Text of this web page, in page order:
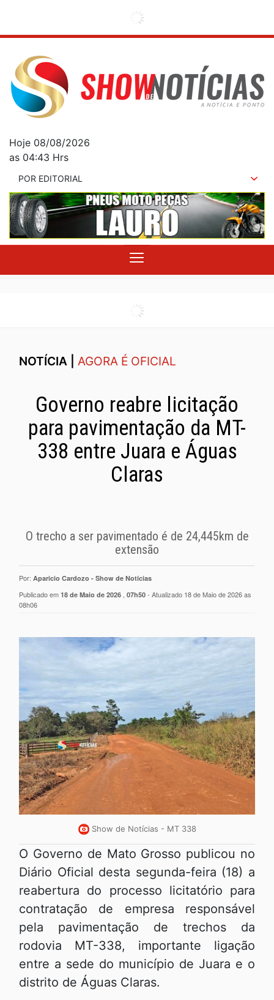
Hoje 08/08/2026
as 04:43 Hrs
POR EDITORIAL
NOTÍCIA | AGORA É OFICIAL
Governo reabre licitação
para pavimentação da MT-
338 entre Juara e Águas
Claras
O trecho a ser pavimentado é de 24,445km de
extensão
Por: Aparicio Cardozo - Show de Notícias
Publicado em 18 de Maio de 2026 07h50 - Atualizado 18 de Maio de 2026 as
08h06
Show de Notícias - MT 338
O Governo de Mato Grosso publicou no
Diário Oficial desta segunda-feira (18) a
reabertura do processo licitatório para
contratação de empresa responsável
pela pavimentação de trechos da
rodovia MT-338, importante ligação
entre a sede do município de Juara e o
distrito de Águas Claras.